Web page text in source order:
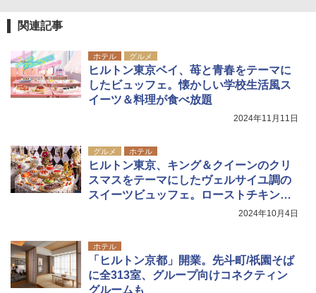
[キャンパーズコレクション 山善] 傘みたいに
広げるだけ パッとサッとテント キューブワ
イド ブラックコーティング フルクローズ メ
ッシュ 4人用 簡単設置 ポップアップテント P
ポインターライト 強力 小型 緑色/赤色/青紫色
USB充電式 高精度 超長距離照射 長時間使用
可能 安全ロック付き 高安全性 金属製耐久 コ
ンパクト多機能設計 持ち運び便利 アウトド
関連記事
ホテル グルメ
ヒルトン東京ベイ、苺と青春をテーマに
したビュッフェ。懐かしい学校生活風ス
イーツ＆料理が食べ放題
2024年11月11日
グルメ ホテル
ヒルトン東京、キング＆クイーンのクリ
スマスをテーマにしたヴェルサイユ調の
スイーツビュッフェ。ローストチキンな
2024年10月4日
ホテル
「ヒルトン京都」開業。先斗町/祇園そば
に全313室、グループ向けコネクティン
グルームも